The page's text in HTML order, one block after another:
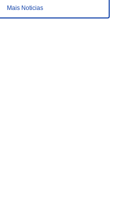
Mais Noticias